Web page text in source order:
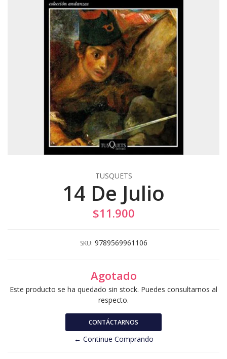
TUSQUETS
14 De Julio
$11.900
SKU: 9789569961106
Agotado
Este producto se ha quedado sin stock. Puedes consultarnos al
respecto.
CONTÁCTARNOS
← Continue Comprando